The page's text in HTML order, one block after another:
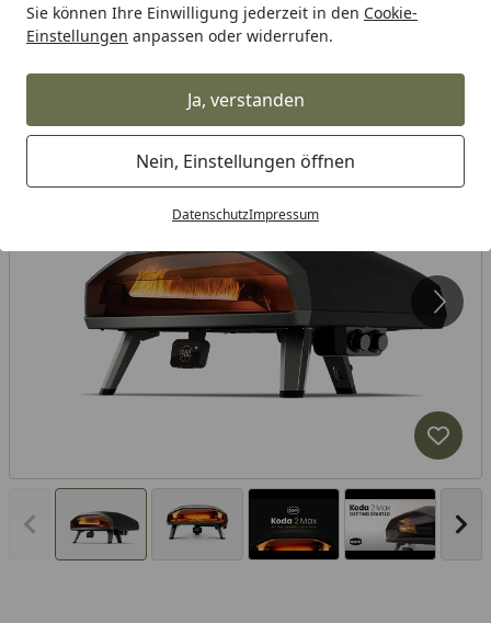
Sie können Ihre Einwilligung jederzeit in den Cookie-
Einstellungen anpassen oder widerrufen.
Ja, verstanden
Nein, Einstellungen öffnen
DatenschutzImpressum
Startseite
Grill Pizzaofen Pizzaofen Gas Ooni Pizzaofen Koda 2
Ooni Pizzaofen Koda 2 Max 24" mit
gratis Abdeckung
Vorheriges Bild anzeigen